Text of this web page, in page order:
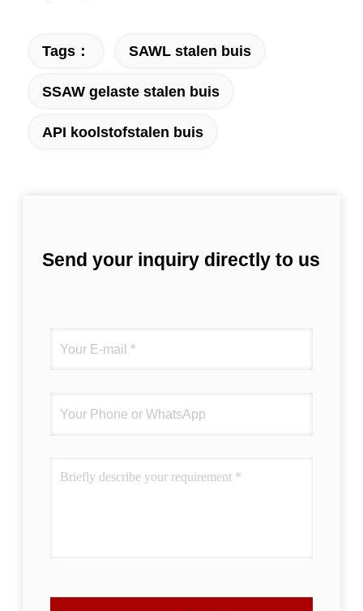
Tags： SAWL stalen buis
SSAW gelaste stalen buis
API koolstofstalen buis
Send your inquiry directly to us